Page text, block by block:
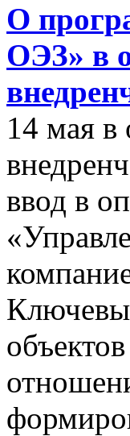
О
ОЭЗ» в
14 мая в
ввод в